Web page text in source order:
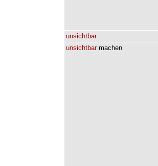
unsichtbar
unsichtbar machen